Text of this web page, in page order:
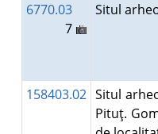
6770.03
7
Situl
158403.02 Situl
Pituţ.